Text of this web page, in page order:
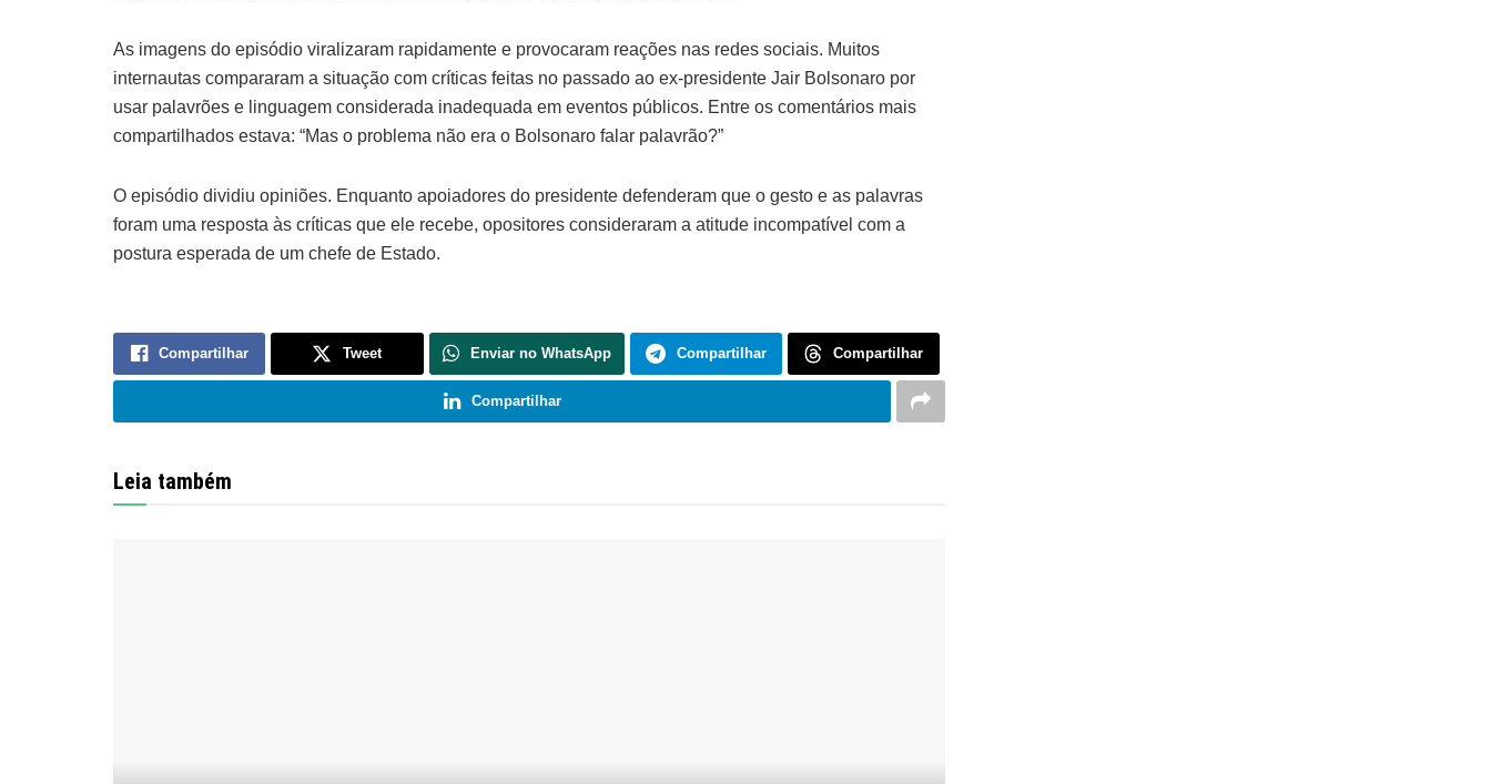
As imagens do episódio viralizaram rapidamente e provocaram reações nas redes sociais. Muitos
internautas compararam a situação com críticas feitas no passado ao ex-presidente Jair Bolsonaro por
usar palavrões e linguagem considerada inadequada em eventos públicos. Entre os comentários mais
compartilhados estava: “Mas o problema não era o Bolsonaro falar palavrão?”
O episódio dividiu opiniões. Enquanto apoiadores do presidente defenderam que o gesto e as palavras
foram uma resposta às críticas que ele recebe, opositores consideraram a atitude incompatível com a
postura esperada de um chefe de Estado.
Compartilhar Tweet Enviar no WhatsApp Compartilhar Compartilhar
Compartilhar
Leia também